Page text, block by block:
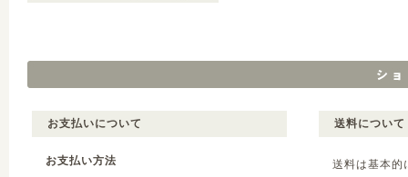
お支払いについて
お支払い方法
送料について
送料は基本的